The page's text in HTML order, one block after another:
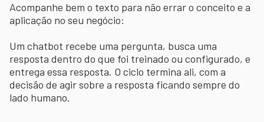
Acompanhe bem o texto para não errar o conceito e a
aplicação no seu negócio:
Um chatbot recebe uma pergunta, busca uma
resposta dentro do que foi treinado ou configurado, e
entrega essa resposta. O ciclo termina ali, com a
decisão de agir sobre a resposta ficando sempre do
lado humano.